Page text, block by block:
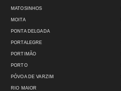
MATOSINHOS
MOITA
PONTA DELGADA
PORTALEGRE
PORTIMÃO
PORTO
PÓVOA DE VARZIM
RIO MAIOR